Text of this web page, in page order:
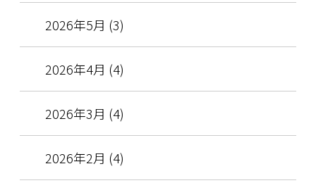
2026年5月 (3)
2026年4月 (4)
2026年3月 (4)
2026年2月 (4)